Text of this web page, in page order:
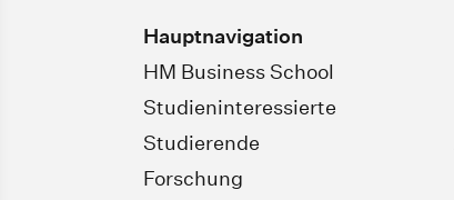
Hauptnavigation
HM Business School
Studieninteressierte
Studierende
Forschung